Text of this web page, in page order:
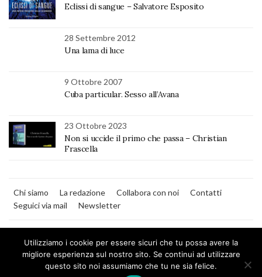
Eclissi di sangue – Salvatore Esposito
28 Settembre 2012
Una lama di luce
9 Ottobre 2007
Cuba particular. Sesso all’Avana
23 Ottobre 2023
Non si uccide il primo che passa – Christian
Frascella
Chi siamo La redazione Collabora con noi
Contatti
Seguici via mail
Newsletter
Utilizziamo i cookie per essere sicuri che tu possa avere la
migliore esperienza sul nostro sito. Se continui ad utilizzare
questo sito noi assumiamo che tu ne sia felice.